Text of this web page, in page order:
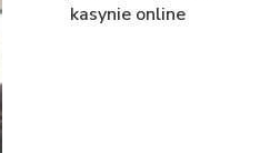
kasynie online